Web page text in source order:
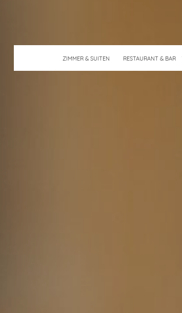
ZIMMER & SUITEN RESTAURANT & BAR